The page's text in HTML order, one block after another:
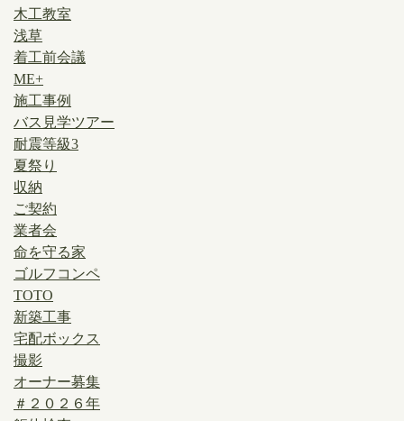
木工教室
浅草
着工前会議
ME+
施工事例
バス見学ツアー
耐震等級3
夏祭り
収納
ご契約
業者会
命を守る家
ゴルフコンペ
TOTO
新築工事
宅配ボックス
撮影
オーナー募集
＃２０２６年